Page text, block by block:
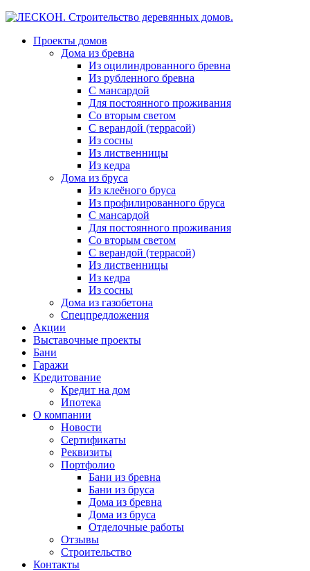
Проекты домов
Дома из бревна
Из оцилиндрованного бревна
Из рубленного бревна
С мансардой
Для постоянного проживания
Со вторым светом
С верандой (террасой)
Из сосны
Из лиственницы
Из кедра
Дома из бруса
Из клеёного бруса
Из профилированного бруса
С мансардой
Для постоянного проживания
Со вторым светом
С верандой (террасой)
Из лиственницы
Из кедра
Из сосны
Дома из газобетона
Спецпредложения
Акции
Выставочные проекты
Бани
Гаражи
Кредитование
Кредит на дом
Ипотека
О компании
Новости
Сертификаты
Реквизиты
Портфолио
Бани из бревна
Бани из бруса
Дома из бревна
Дома из бруса
Отделочные работы
Отзывы
Строительство
Контакты